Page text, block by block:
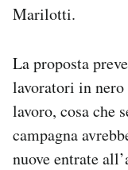
Marilotti.
La proposta
lavoratori in
lavoro, cosa che
campagna
nuove entrate